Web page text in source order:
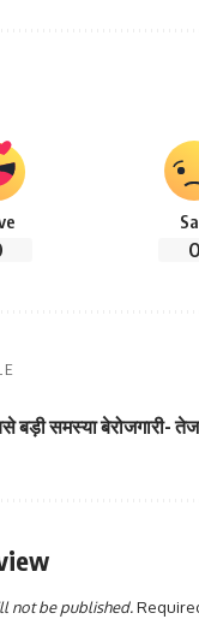
0
बड़ी समस्या बेरोजगारी-
not be published.